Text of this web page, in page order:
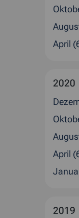
April
2020
April
2019